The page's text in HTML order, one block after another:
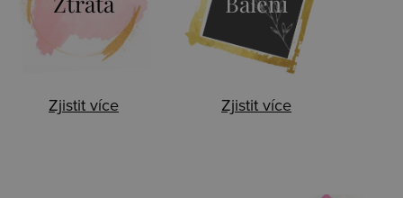
Zjistit více Zjistit více